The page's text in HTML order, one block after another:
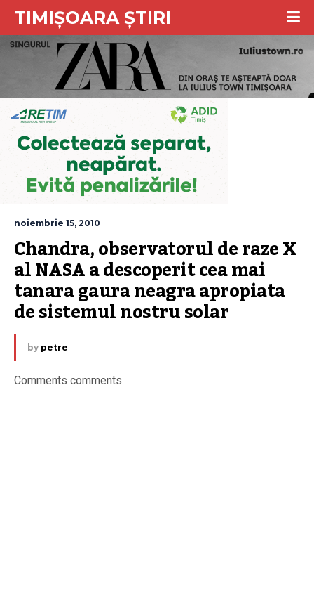
TIMIȘOARA ȘTIRI
noiembrie 15, 2010
Chandra, observatorul de raze X
al NASA a descoperit cea mai
tanara gaura neagra apropiata
de sistemul nostru solar
by petre
Comments comments